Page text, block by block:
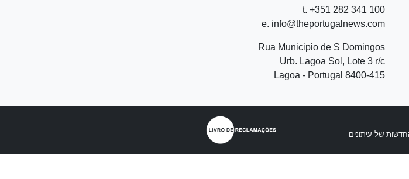
t. +351 282 341 100
e. info@theportugalnews.com
Rua Municipio de S Domingos
Urb. Lagoa Sol, Lote 3 r/c
8400-415 Lagoa - Portugal